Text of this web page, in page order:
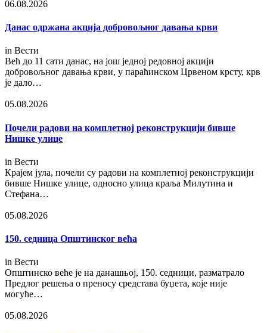
06.08.2026
Данас одржана акција добровољног давања крви
in Вести
Већ до 11 сати данас, на још једној редовној акцији
добровољног давања крви, у параћинском Црвеном крсту, крв
је дало…
05.08.2026
Почели радови на комплетној реконструкцији бивше
Нишке улице
in Вести
Крајем јула, почели су радови на комплетној реконструкцији
бивше Нишке улице, односно улица краља Милутина и
Стефана…
05.08.2026
150. седница Општинског већа
in Вести
Општинско веће је на данашњој, 150. седници, разматрало
Предлог решења о преносу средстава буџета, које није
могуће…
05.08.2026